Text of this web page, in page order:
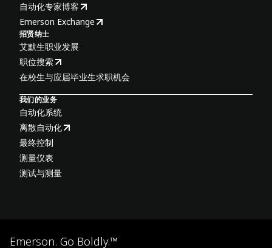
自动化专家博客
Emerson Exchange
招贤纳士
艾默生职业发展
职位搜索
在校生与应届毕业生求职机会
我们的业务
自动化系统
离散自动化
最终控制
测量仪表
测试与测量
Emerson. Go Boldly.™